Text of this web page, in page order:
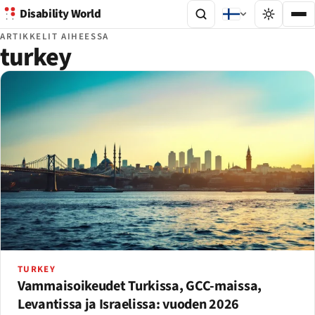
Disability World
ARTIKKELIT AIHEESSA
turkey
TURKEY
Vammaisoikeudet Turkissa, GCC-maissa,
Levantissa ja Israelissa: vuoden 2026